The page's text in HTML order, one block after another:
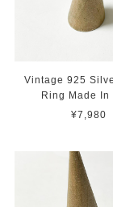
Vintage 925
Ring Made In
¥7,980